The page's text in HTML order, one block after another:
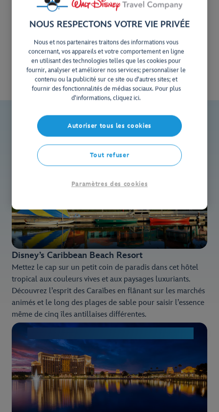
totale dans l’univers magique de Disney.
4 hôtels de catégorie « Moderate »
Au plus près de la magie
Navette gratuite
Disney’s Caribbean Beach Resort
Mettez le cap sur un petit coin de paradis dans cet hôtel
tropical aux couleurs vives et aux paysages luxuriants.
Découvrez l’esprit des Caraïbes en flânant sur les marchés
animés et le long des plages de sable pour saisir l’essence
même de cinq îles antillaises différentes.
NOUS RESPECTONS VOTRE VIE PRIVÉE
Nous et nos partenaires traitons des informations vous
concernant, vos appareils et votre comportement en ligne
en utilisant des technologies telles que les cookies pour
fournir, analyser et améliorer nos services; personnaliser le
contenu ou la publicité sur ce site ou d'autres sites; et
fournir des fonctionnalités de médias sociaux. Pour plus
d'informations, cliquez ici.
Paramètres des cookies
Tout refuser
Autoriser tous les cookies